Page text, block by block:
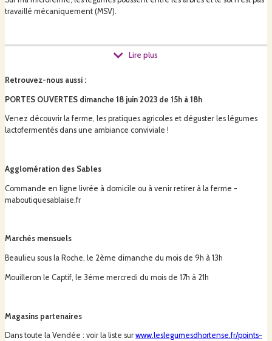
travaillé mécaniquement (MSV).
Ces pratiques agronomiques permettent de répondre au mieux aux enjeux
écologiques actuels, en réduisant l'usage du tracteur et en préservant la
surface des légumes se développent en absence d'air et permettent de
conserver les aliments sur de longues périodes en acidifiant la préparation.
nombreuses vertus :
gustatives (goût acidulé, croquant)
Lire plus
Retrouvez-nous aussi :
PORTES OUVERTES dimanche 18 juin 2023 de 15h à 18h
Venez découvrir la ferme, les pratiques agricoles et déguster les légumes
lactofermentés dans une ambiance conviviale !
Agglomération des Sables
Commande en ligne livrée à domicile ou à venir retirer à la ferme -
maboutiquesablaise.fr
Marchés mensuels
Beaulieu sous la Roche, le 2ème dimanche du mois de 9h à 13h
Mouilleron le Captif, le 3ème mercredi du mois de 17h à 21h
Magasins partenaires
Dans toute la Vendée : voir la liste sur www.leslegumesdhortense.fr/points-